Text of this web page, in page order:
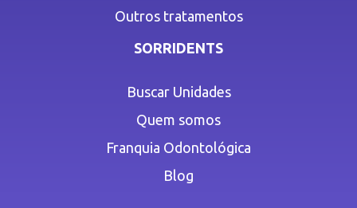
Outros tratamentos
SORRIDENTS
Buscar Unidades
Quem somos
Franquia Odontológica
Blog